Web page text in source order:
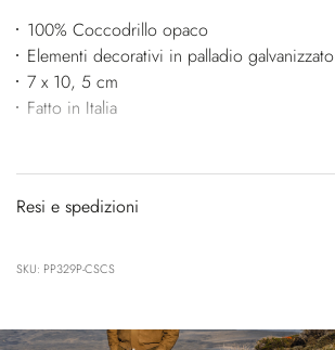
100% Coccodrillo opaco
Elementi decorativi in palladio galvanizzato
7 x 10, 5 cm
Fatto in Italia
Resi e spedizioni
SKU: PP329P-CSCS